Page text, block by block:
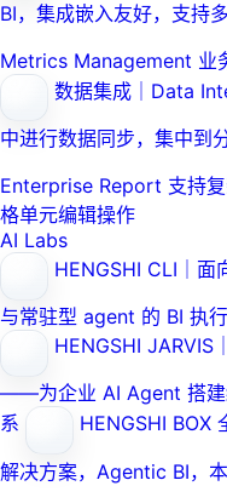
BI，集成嵌入友好，支持
Metrics Management 业
数据集成｜Data
中进行数据同步，集中到
Enterprise Report 支持
格单元编辑操作
AI Labs
HENGSHI CLI｜面
与常驻型 agent 的 BI 执
HENGSHI JARVIS
——为企业 AI Agent 搭建
系
HENGSHI BOX
解决方案，Agentic BI，